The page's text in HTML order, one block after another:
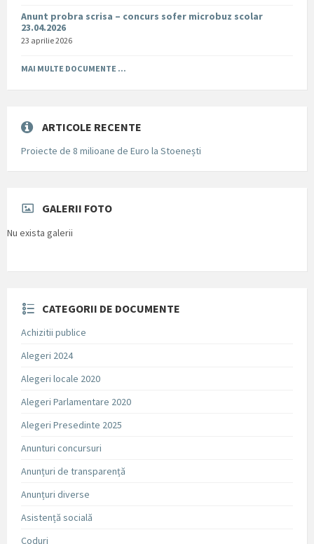
Anunt probra scrisa – concurs sofer microbuz scolar
23.04.2026
23 aprilie 2026
MAI MULTE DOCUMENTE ...
ARTICOLE RECENTE
Proiecte de 8 milioane de Euro la Stoenești
GALERII FOTO
Nu exista galerii
CATEGORII DE DOCUMENTE
Achizitii publice
Alegeri 2024
Alegeri locale 2020
Alegeri Parlamentare 2020
Alegeri Presedinte 2025
Anunturi concursuri
Anunțuri de transparență
Anunțuri diverse
Asistență socială
Coduri